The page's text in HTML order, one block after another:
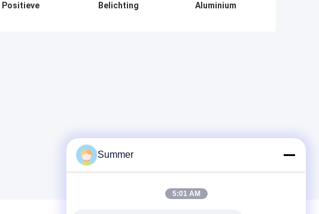
Positieve
Belichting
Aluminium
Summer
5:01 AM